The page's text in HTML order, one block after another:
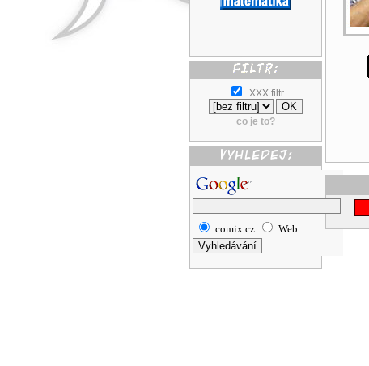
XXX filtr
co je to?
comix.cz Web